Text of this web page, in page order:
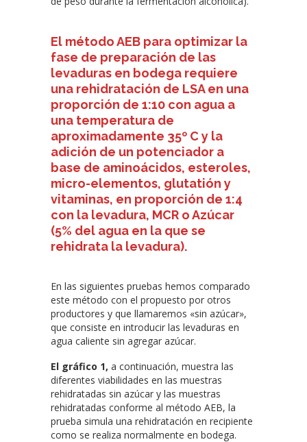
El método AEB para optimizar la
fase de preparación de las
levaduras en bodega requiere
una rehidratación de LSA en una
proporción de 1:10 con agua a
una temperatura de
aproximadamente 35º C y la
adición de un potenciador a
base de aminoácidos, esteroles,
micro-elementos, glutatión y
vitaminas, en proporción de 1:4
con la levadura, MCR o Azúcar
(5% del agua en la que se
rehidrata la levadura).
En las siguientes pruebas hemos comparado
este método con el propuesto por otros
productores y que llamaremos «sin azúcar»,
que consiste en introducir las levaduras en
agua caliente sin agregar azúcar.
El gráfico 1, a continuación, muestra las
diferentes viabilidades en las muestras
rehidratadas sin azúcar y las muestras
rehidratadas conforme al método AEB, la
prueba simula una rehidratación en recipiente
como se realiza normalmente en bodega.